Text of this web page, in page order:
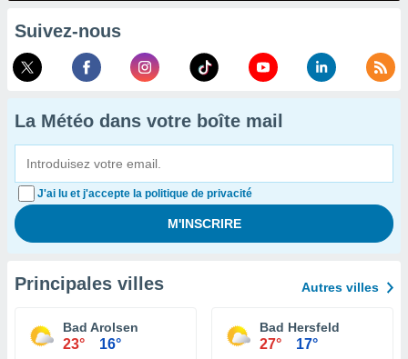
Suivez-nous
La Météo dans votre boîte mail
J'ai lu et j'accepte la politique de privacité
Principales villes Autres villes
Bad Arolsen
23° 16°
Bad Hersfeld
27° 17°